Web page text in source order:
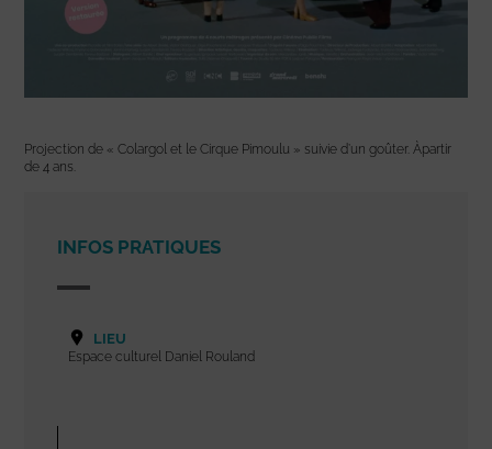
Projection de « Colargol et le Cirque Pimoulu » suivie d’un goûter. Àpartir
de 4 ans.
INFOS PRATIQUES
LIEU
Espace culturel Daniel Rouland